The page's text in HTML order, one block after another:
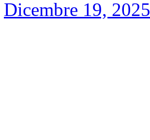
Dicembre 19, 2025